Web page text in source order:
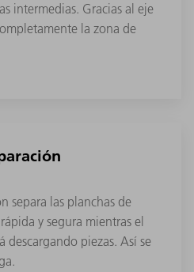
intermedias. Gracias al eje
la zona de
separa las planchas de
y segura mientras el
descargando piezas. Así se